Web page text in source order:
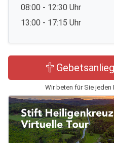
08:00 - 12:30 Uhr
13:00 - 17:15 Uhr
Wir beten für Sie jeden